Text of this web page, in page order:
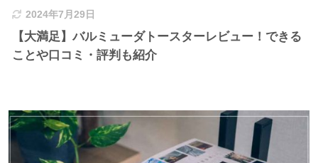
2024年7月29日
【大満足】バルミューダトースターレビュー！できる
ことや口コミ・評判も紹介